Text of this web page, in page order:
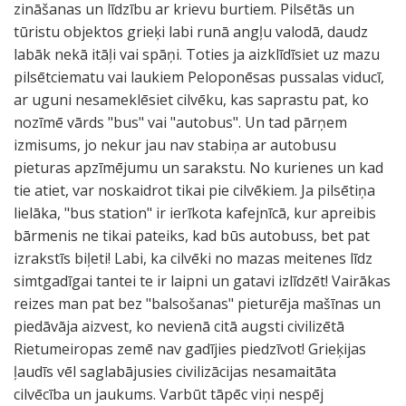
zināšanas un līdzību ar krievu burtiem. Pilsētās un
tūristu objektos grieķi labi runā angļu valodā, daudz
labāk nekā itāļi vai spāņi. Toties ja aizklīdīsiet uz mazu
pilsētciematu vai laukiem Peloponēsas pussalas viducī,
ar uguni nesameklēsiet cilvēku, kas saprastu pat, ko
nozīmē vārds "bus" vai "autobus". Un tad pārņem
izmisums, jo nekur jau nav stabiņa ar autobusu
pieturas apzīmējumu un sarakstu. No kurienes un kad
tie atiet, var noskaidrot tikai pie cilvēkiem. Ja pilsētiņa
lielāka, "bus station" ir ierīkota kafejnīcā, kur apreibis
bārmenis ne tikai pateiks, kad būs autobuss, bet pat
izrakstīs biļeti! Labi, ka cilvēki no mazas meitenes līdz
simtgadīgai tantei te ir laipni un gatavi izlīdzēt! Vairākas
reizes man pat bez "balsošanas" pieturēja mašīnas un
piedāvāja aizvest, ko nevienā citā augsti civilizētā
Rietumeiropas zemē nav gadījies piedzīvot! Grieķijas
ļaudīs vēl saglabājusies civilizācijas nesamaitāta
cilvēcība un jaukums. Varbūt tāpēc viņi nespēj